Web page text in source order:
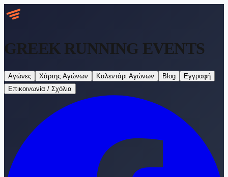
GREEK RUNNING EVENTS
Αγώνες Χάρτης Αγώνων Καλεντάρι Αγώνων Blog
Εγγραφή
Επικοινωνία / Σχόλια